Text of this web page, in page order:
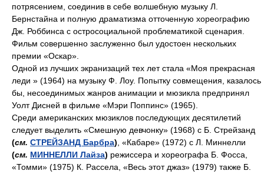
потрясением, соединив в себе волшебную музыку Л.
Бернстайна и полную драматизма отточенную хореографию
Дж. Роббинса с остросоциальной проблематикой сценария.
Фильм совершенно заслуженно был удостоен нескольких
премии «Оскар».
Одной из лучших экранизаций тех лет стала «Моя прекрасная
леди » (1964) на музыку Ф. Лоу. Попытку совмещения, казалось
бы, несоединимых жанров анимации и мюзикла предпринял
Уолт Дисней в фильме «Мэри Поппинс» (1965).
Среди американских мюзиклов последующих десятилетий
следует выделить «Смешную девчонку» (1968) с Б. Стрейзанд
(см. СТРЕЙЗАНД Барбра) , «Кабаре» (1972) с Л. Миннелли
(см. МИННЕЛЛИ Лайза) режиссера и хореографа Б. Фосса,
«Томми» (1975) К. Рассела, «Весь этот джаз» (1979) также Б.